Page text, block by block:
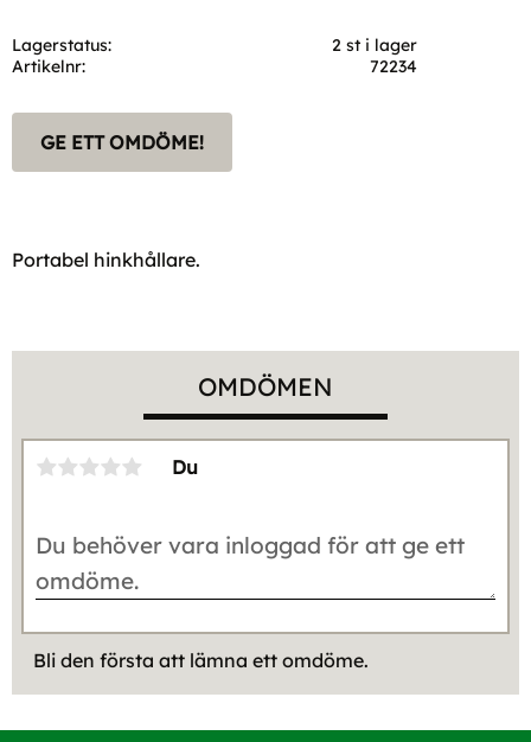
Lagerstatus
2 st i lager
Artikelnr
72234
GE ETT OMDÖME!
Portabel hinkhållare.
OMDÖMEN
Du
Bli den första att lämna ett omdöme.